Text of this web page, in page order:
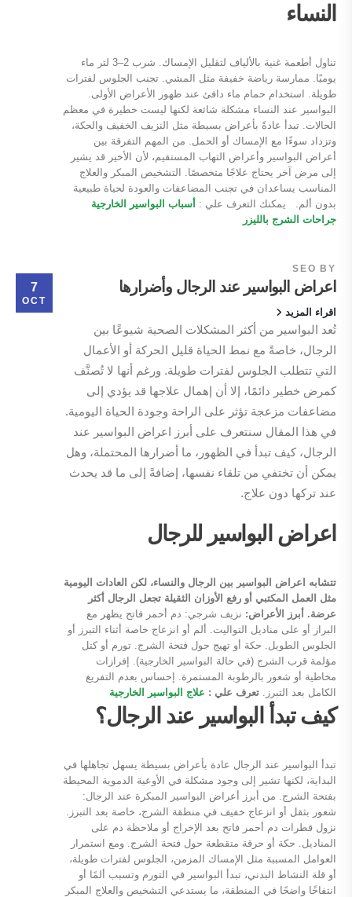
النساء
تناول أطعمة غنية بالألياف لتقليل الإمساك. شرب 2–3 لتر ماء
يوميًا. ممارسة رياضة خفيفة مثل المشي. تجنب الجلوس لفترات
طويلة. استخدام حمام ماء دافئ عند ظهور الأعراض الأولى.
البواسير عند النساء مشكلة شائعة لكنها ليست خطيرة في معظم
الحالات. تبدأ عادةً بأعراض بسيطة مثل النزيف الخفيف والحكة،
وتزداد سوءًا مع الإمساك أو الحمل. من المهم التفرقة بين
أعراض البواسير وأعراض التهاب المستقيم، لأن الأخير قد يشير
إلى مرض آخر يحتاج علاجًا متخصصًا. التشخيص المبكر والعلاج
المناسب يساعدان في تجنب المضاعفات والعودة لحياة طبيعية
بدون ألم. يمكنك التعرف علي : أسباب البواسير الخارجية
جراحات الشرج بالليزر
7
OCT
BY
SEO
اعراض البواسير عند الرجال وأضرارها
اقراء المزيد
تُعد البواسير من أكثر المشكلات الصحية شيوعًا بين
الرجال، خاصةً مع نمط الحياة قليل الحركة أو الأعمال
التي تتطلب الجلوس لفترات طويلة. ورغم أنها لا تُصنَّف
كمرض خطير دائمًا، إلا أن إهمال علاجها قد يؤدي إلى
مضاعفات مزعجة تؤثر على الراحة وجودة الحياة اليومية.
في هذا المقال سنتعرف على أبرز اعراض البواسير عند
الرجال، كيف تبدأ في الظهور، ما أضرارها المحتملة، وهل
يمكن أن تختفي من تلقاء نفسها، إضافةً إلى ما قد يحدث
عند تركها دون علاج.
اعراض البواسير للرجال
تتشابه اعراض البواسير بين الرجال والنساء، لكن العادات اليومية
مثل العمل المكتبي أو رفع الأوزان الثقيلة تجعل الرجال أكثر
عرضة. أبرز الأعراض: نزيف شرجي: دم أحمر فاتح يظهر مع
البراز أو على مناديل التواليت. ألم أو انزعاج خاصة أثناء التبرز أو
الجلوس الطويل. حكة أو تهيج حول فتحة الشرج. تورم أو كتل
مؤلمة قرب الشرج (في حالة البواسير الخارجية). إفرازات
مخاطية أو شعور بالرطوبة المستمرة. إحساس بعدم التفريغ
الكامل بعد التبرز. تعرف علي : علاج البواسير الخارجية
كيف تبدأ البواسير عند الرجال؟
تبدأ البواسير عند الرجال عادة بأعراض بسيطة يسهل تجاهلها في
البداية، لكنها تشير إلى وجود مشكلة في الأوعية الدموية المحيطة
بفتحة الشرج. من أبرز أعراض البواسير المبكرة عند الرجال:
شعور بثقل أو انزعاج خفيف في منطقة الشرج، خاصة بعد التبرز.
نزول قطرات دم أحمر فاتح بعد الإخراج أو ملاحظة دم على
المناديل. حكة أو حرقة متقطعة حول فتحة الشرج. ومع استمرار
العوامل المسببة مثل الإمساك المزمن، الجلوس لفترات طويلة،
أو قلة النشاط البدني، تبدأ البواسير في التورم وتسبب ألمًا أو
انتفاخًا واضحًا في المنطقة، ما يستدعي التشخيص والعلاج المبكر